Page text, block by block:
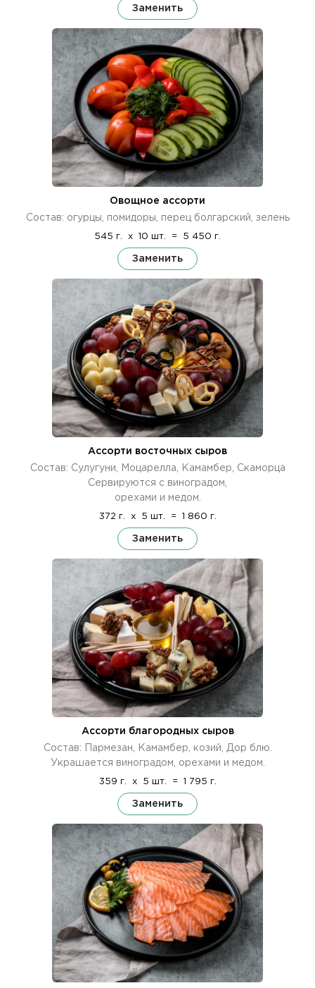
Заменить
Овощное ассорти
Состав: огурцы, помидоры, перец болгарский, зелень
545 г. x 10 шт. = 5 450 г.
Заменить
Ассорти восточных сыров
Состав: Сулугуни, Моцарелла, Камамбер, Скаморца
Сервируются с виноградом,
орехами и медом.
372 г. x 5 шт. = 1 860 г.
Заменить
Ассорти благородных сыров
Состав: Пармезан, Камамбер, козий, Дор блю.
Украшается виноградом, орехами и медом.
359 г. x 5 шт. = 1 795 г.
Заменить